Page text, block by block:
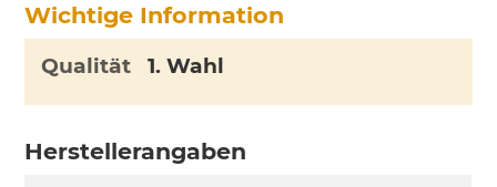
Wichtige Information
Qualität 1. Wahl
Herstellerangaben